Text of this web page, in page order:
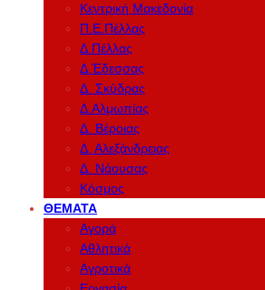
Κεντρική Μακεδονία
Π.Ε.Πέλλας
Δ.Πέλλας
Δ.Έδεσσας
Δ. Σκύδρας
Δ.Αλμωπίας
Δ. Βέροιας
Δ. Αλεξάνδρειας
Δ. Νάουσας
Κόσμος
ΘΈΜΑΤΑ
Αγορά
Αθλητικά
Αγροτικά